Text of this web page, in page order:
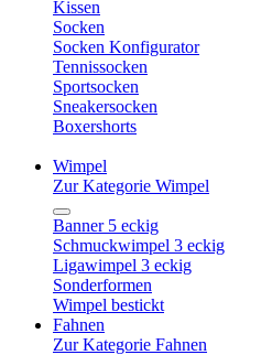
Kissen
Socken
Socken Konfigurator
Tennissocken
Sportsocken
Sneakersocken
Boxershorts
Wimpel
Zur Kategorie Wimpel
Banner 5 eckig
Schmuckwimpel 3 eckig
Ligawimpel 3 eckig
Sonderformen
Wimpel bestickt
Fahnen
Zur Kategorie Fahnen